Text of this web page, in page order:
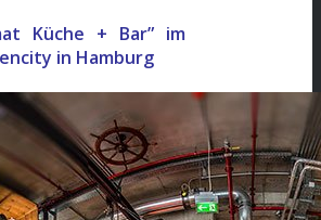
Küche + Bar” im
in Hamburg